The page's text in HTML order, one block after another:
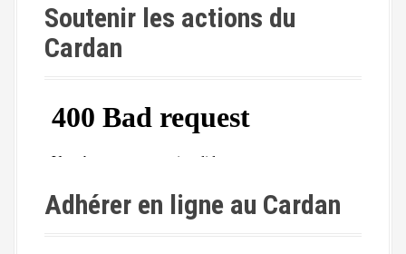
Soutenir les actions du
Cardan
Adhérer en ligne au Cardan